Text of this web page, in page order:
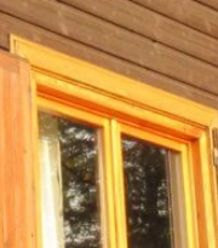
Nutné
Tyto
cookies
nejsou
volitelné.